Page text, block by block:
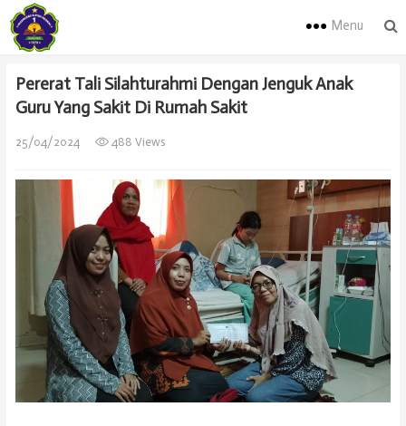
Menu
Pererat Tali Silahturahmi Dengan Jenguk Anak
Guru Yang Sakit Di Rumah Sakit
25/04/2024 488 Views